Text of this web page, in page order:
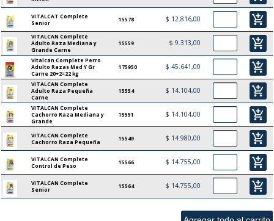
VITALCAT Complete
Senior
15578 $ 12.816,00 add_shopping_cart
VITALCAN Complete
Adulto Raza Mediana y
Grande Carne
15559 $ 9.313,00 add_shopping_cart
Vitalcan Complete Perro
Adulto Razas Med Y Gr
Carne 20+2=22 kg
175950 $ 45.641,00 add_shopping_cart
VITALCAN Complete
Adulto Raza Pequeña
Carne
15554 $ 14.104,00 add_shopping_cart
VITALCAN Complete
Cachorro Raza Mediana y
Grande
15551 $ 14.104,00 add_shopping_cart
VITALCAN Complete
Cachorro Raza Pequeña
15549 $ 14.980,00 add_shopping_cart
VITALCAN Complete
Control de Peso
15566 $ 14.755,00 add_shopping_cart
VITALCAN Complete
Senior
15564 $ 14.755,00 add_shopping_cart